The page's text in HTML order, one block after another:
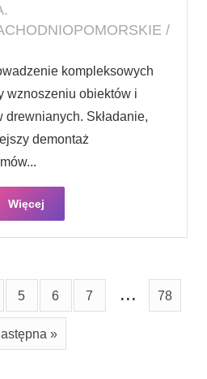
/
kompleksowych
wznoszeniu obiektów i
drewnianych. Składanie,
demontaż
Więcej
5 6 7 ... 78
»